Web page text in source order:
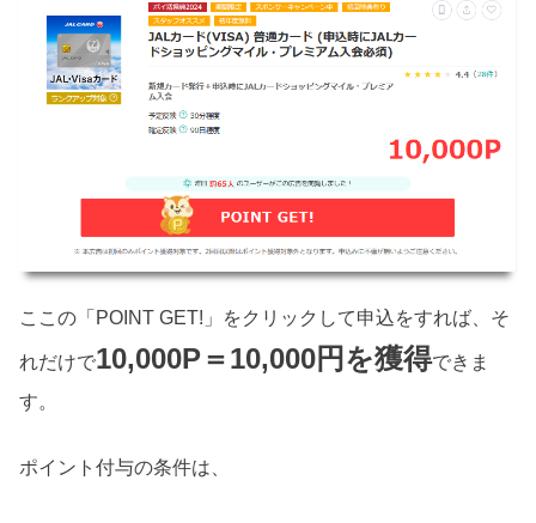
ここの「POINT GET!」をクリックして申込をすれば、そ
れだけで10,000P＝10,000円を獲得できま
す。
ポイント付与の条件は、